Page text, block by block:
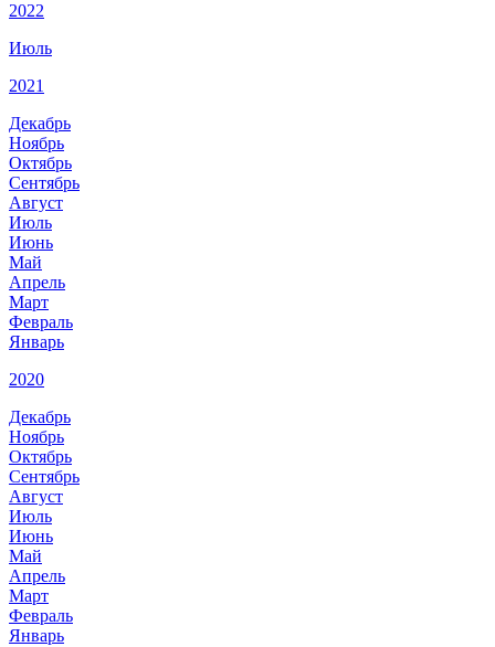
2022
Июль
2021
Декабрь
Ноябрь
Октябрь
Сентябрь
Август
Июль
Июнь
Май
Апрель
Март
Февраль
Январь
2020
Декабрь
Ноябрь
Октябрь
Сентябрь
Август
Июль
Июнь
Май
Апрель
Март
Февраль
Январь